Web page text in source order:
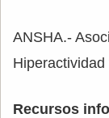
ANSHA.-
Recursos